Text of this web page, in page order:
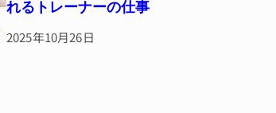
れるトレーナーの仕事
2025年10月26日